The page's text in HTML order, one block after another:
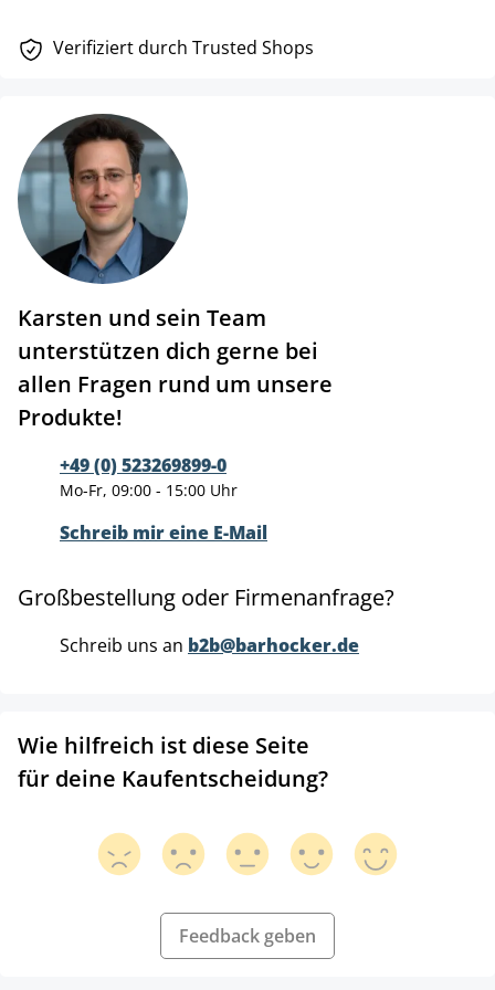
Verifiziert durch Trusted Shops
Karsten und sein Team
unterstützen dich gerne bei
allen Fragen rund um unsere
Produkte!
+49 (0) 523269899-0
Mo-Fr, 09:00 - 15:00 Uhr
Schreib mir eine E-Mail
Großbestellung oder Firmenanfrage?
Schreib uns an b2b@barhocker.de
Wie hilfreich ist diese Seite
für deine Kaufentscheidung?
Feedback geben